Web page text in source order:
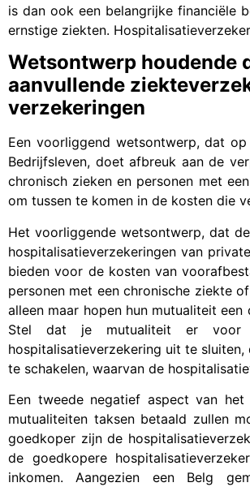
is dan ook een belangrijke financiële
ernstige ziekten.
Wetsontwerp houdende
aanvullende
verzekeringen
Een voorliggend wetsontwerp, dat
Bedrijfsleven, doet afbreuk aan de
chronisch zieken en personen met
om tussen te komen in de kosten die
Het voorliggende wetsontwerp, dat
hospitalisatieverzekeringen van
bieden voor de kosten van
personen met een chronische ziekte
alleen maar hopen hun mutualiteit
Stel dat je mutualiteit er voor
hospitalisatieverzekering uit te
te schakelen, waarvan de
Een tweede negatief aspect van
mutualiteiten taksen betaald zullen
goedkoper zijn de
de goedkopere
inkomen. Aangezien een Belg